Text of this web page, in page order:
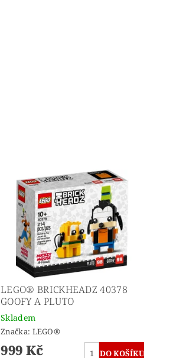
LEGO® BRICKHEADZ 40378
GOOFY A PLUTO
Skladem
Značka: LEGO®
999 Kč